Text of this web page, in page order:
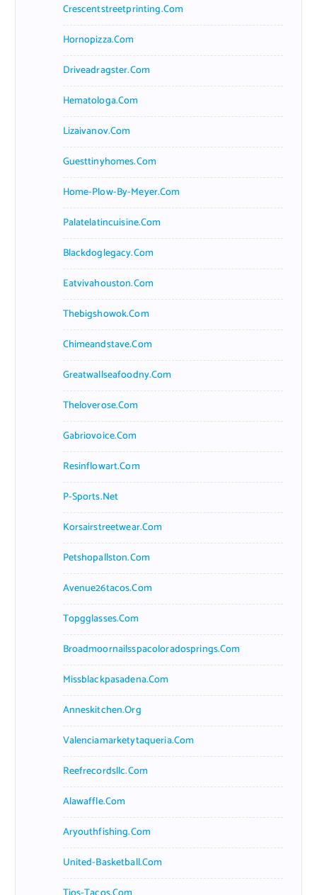
Crescentstreetprinting.com
Hornopizza.com
Driveadragster.com
Hematologa.com
Lizaivanov.com
Guesttinyhomes.com
Home-Plow-By-Meyer.com
Palatelatincuisine.com
Blackdoglegacy.com
Eatvivahouston.com
Thebigshowok.com
Chimeandstave.com
Greatwallseafoodny.com
Theloverose.com
Gabriovoice.com
Resinflowart.com
P-Sports.net
Korsairstreetwear.com
Petshopallston.com
Avenue26tacos.com
Topgglasses.com
Broadmoornailsspacoloradosprings.com
Missblackpasadena.com
Anneskitchen.org
Valenciamarketytaqueria.com
Reefrecordsllc.com
Alawaffle.com
Aryouthfishing.com
United-Basketball.com